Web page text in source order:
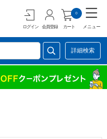
ログイン 会員登録 カート
0
メニュー
詳細検索